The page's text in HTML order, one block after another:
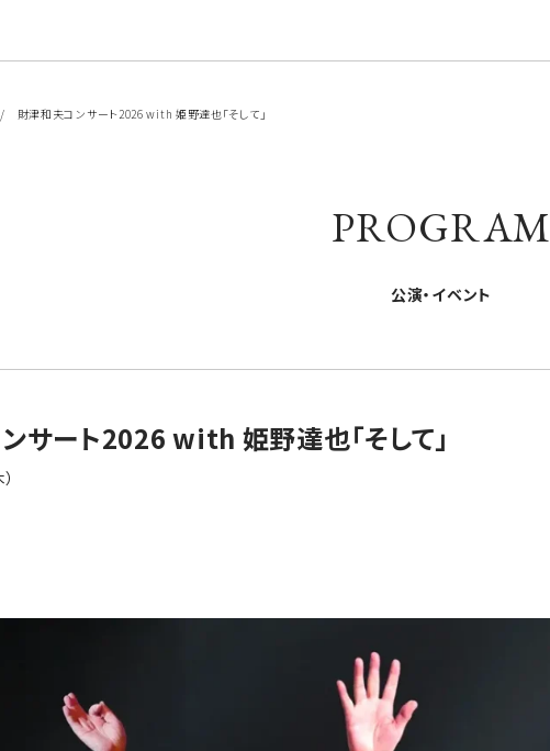
財津和夫コンサート2026 with 姫野達也「そして」
PROGRAM
公演・イベント
サート2026 with 姫野達也「そして」